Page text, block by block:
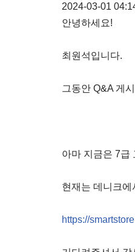
2024-03-01
안녕하세요!
최원석입니다.
그동안 Q&A 게
아마 지금은 7급
현재는 데니크
https://